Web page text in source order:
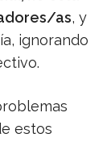
as, y
ignorando
estos